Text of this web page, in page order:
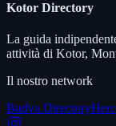
Kotor Directory
La guida
attività di Kotor,
Il nostro network
Budva Directory